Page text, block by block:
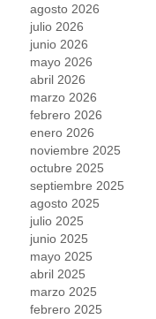
agosto 2026
julio 2026
junio 2026
mayo 2026
abril 2026
marzo 2026
febrero 2026
enero 2026
noviembre 2025
octubre 2025
septiembre 2025
agosto 2025
julio 2025
junio 2025
mayo 2025
abril 2025
marzo 2025
febrero 2025